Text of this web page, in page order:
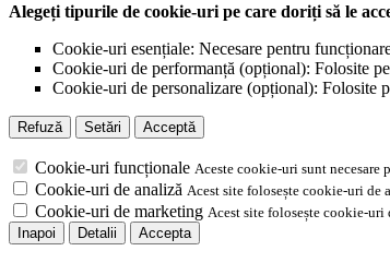
Alegeți tipurile de cookie-uri pe care doriți să le
Cookie-uri esențiale: Necesare pentru
Cookie-uri de performanță (opțional): Folosite
Cookie-uri de personalizare (opțional): Folosite
Refuză Setări Acceptă
Cookie-uri funcționale Aceste cookie-uri sunt necesare
Cookie-uri de analiză Acest site folosește cookie-uri de
Cookie-uri de marketing Acest site folosește cookie-
Inapoi
Detalii Accepta